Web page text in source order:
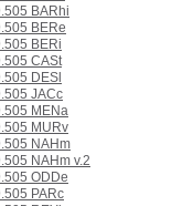
BARhi
BERe
BERi
CASt
DESl
JACc
MENa
MURv
NAHm
NAHm v.2
ODDe
PARc